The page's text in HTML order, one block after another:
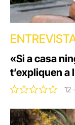
«Si a casa
t’expliquen a
12